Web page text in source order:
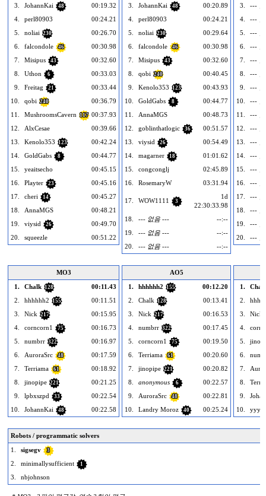
3.
JohannKai 48
00:19.32
4.
perl80903
00:24.21
5.
noliai 230
00:26.70
6.
falcondole 46
00:30.98
7.
Misipus 43
00:32.60
8.
Uthon 6
00:33.03
9.
Freitag 21
00:33.44
10.
qobi 240
00:36.79
11.
MushroomsCavern 117 00:37.93
12.
AlxCesae
00:39.66
13.
Kenolo353 123
00:42.24
14.
GoldGabs 8
00:44.77
15.
yeaitsecho
00:45.15
16.
Playter 23
00:45.16
17.
cheri 14
00:45.27
18.
AnnaMGS
00:48.21
19.
viysid 26
00:49.70
20.
squeezle 00:51.22
3.
JohannKai 48
00:20.89
4.
perl80903
00:24.21
5.
noliai 230
00:29.64
6.
falcondole 46
00:30.98
7.
Misipus 43
00:32.60
8.
qobi 240
00:40.45
9.
Kenolo353 123
00:43.93
10.
GoldGabs 8
00:44.77
11.
AnnaMGS
00:48.73
12.
goblinthatlogic 36
00:51.57
13.
viysid 26
00:54.49
14.
magarner 18
01:01.62
15.
congconglj
02:45.89
16.
RosemaryW 03:31.94
17. WOW1111 3
1d
22:30:33.98
18.
--- 없음 ---
--:--
19.
--- 없음 ---
--:--
20.
--- 없음 --- --:--
3.
---
4.
---
5.
---
6.
---
7.
---
8.
---
9.
---
10.
---
11.
---
12.
---
13.
---
14.
---
15.
---
16.
---
17.
---
18.
---
19.
---
20.
---
MO3
1.
Chalk 128
00:11.43
2.
hhhhhh2 155
00:11.51
3.
Nick 217
00:15.95
4.
corncorn1 75
00:16.73
5.
numbrr 322
00:16.97
6.
AuroraSrc 48
00:17.59
7.
Terriama 61
00:18.92
8.
jinopipe 221
00:21.25
9.
lpbxszpd 33
00:22.54
10.
JohannKai 48 00:22.58
AO5
1.
hhhhhh2 155
00:12.20
2.
Chalk 128
00:13.41
3.
Nick 217
00:16.53
4.
numbrr 322
00:17.45
5.
corncorn1 75
00:19.50
6.
Terriama 61
00:20.60
7.
jinopipe 221
00:20.82
8.
anonymous 6
00:22.57
9.
AuroraSrc 48
00:22.81
10.
Landry Moroz 40 00:25.24
1.
2.
3.
Nick
4.
5.
6.
7.
8.
9.
10.
Robots / programmatic solvers
1.
sigsegv 3
2. minimallysufficient 1
3. nbjohnson